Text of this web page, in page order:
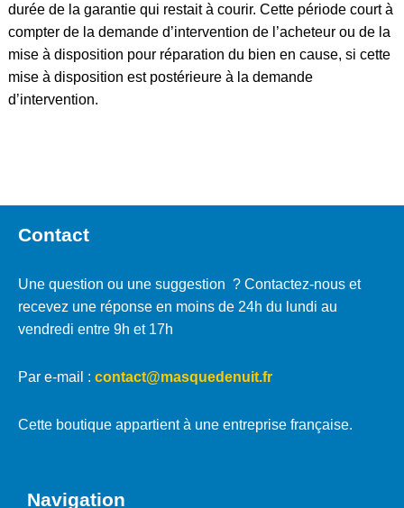
durée de la garantie qui restait à courir. Cette période court à
compter de la demande d’intervention de l’acheteur ou de la
mise à disposition pour réparation du bien en cause, si cette
mise à disposition est postérieure à la demande
d’intervention.
Contact
Une question ou une suggestion ? Contactez-nous et
recevez une réponse en moins de 24h du lundi au
vendredi entre 9h et 17h
Par e-mail : contact@masquedenuit.fr
Cette boutique appartient à une entreprise française.
Navigation